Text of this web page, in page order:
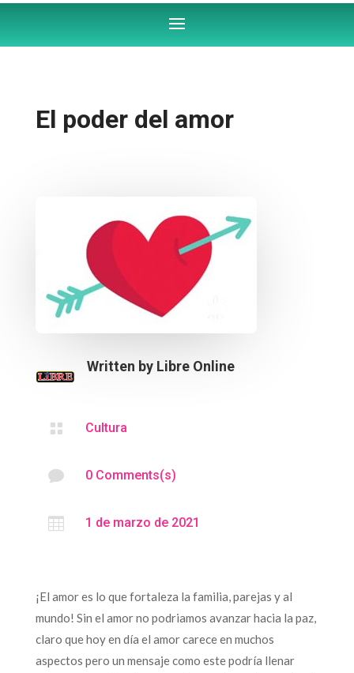
El poder del amor
Written by Libre Online
 Cultura
 0 Comments(s)
 1 de marzo de 2021
¡El amor es lo que fortaleza la familia, parejas y al
mundo! Sin el amor no podriamos avanzar hacia la paz,
claro que hoy en día el amor carece en muchos
aspectos pero un mensaje como este podría llenar